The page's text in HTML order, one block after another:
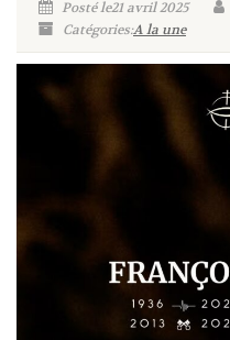
Posté le21 avril 2025
Catégories:A la une